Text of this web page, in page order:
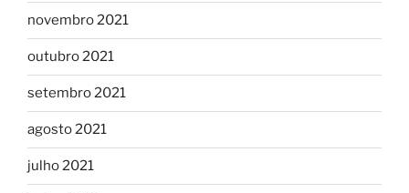
novembro 2021
outubro 2021
setembro 2021
agosto 2021
julho 2021